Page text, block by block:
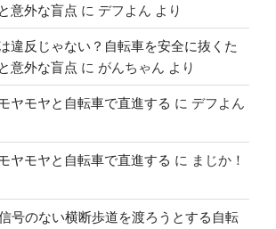
意外な盲点 に デフよん より
違反じゃない？自転車を安全に抜くた
意外な盲点 に がんちゃん より
ヤモヤと自転車で直進する に デフよん
ヤモヤと自転車で直進する に まじか！
号のない横断歩道を渡ろうとする自転